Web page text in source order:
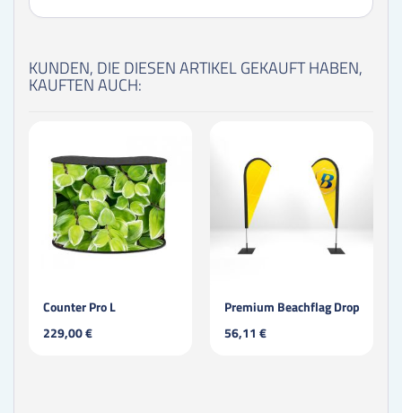
KUNDEN, DIE DIESEN ARTIKEL GEKAUFT HABEN,
KAUFTEN AUCH:
Counter Pro L
229,00 €
Premium Beachflag Drop
56,11 €